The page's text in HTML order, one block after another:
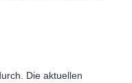
Die aktuellen